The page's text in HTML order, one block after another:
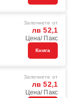
Започнете от
лв 52,1
Цена/ Пакс
Книга
Започнете от
лв 52,1
Цена/ Пакс